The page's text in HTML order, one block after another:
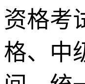
资格考
格、中